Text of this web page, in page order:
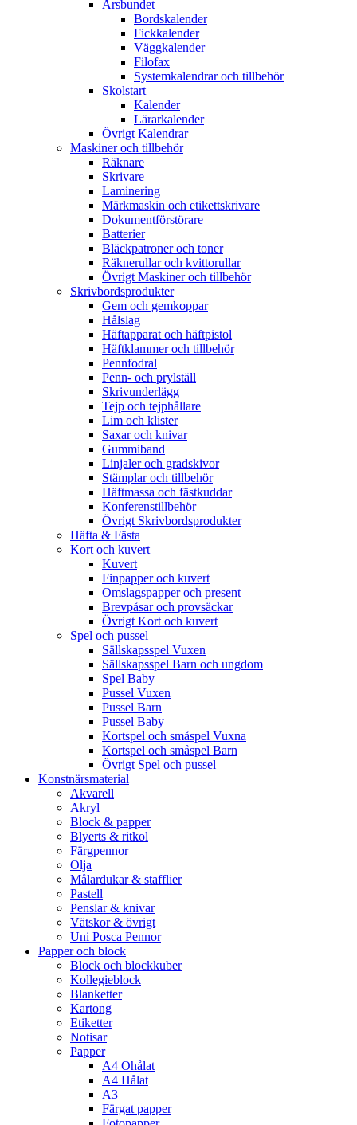
Årsbundet
Bordskalender
Fickkalender
Väggkalender
Filofax
Systemkalendrar och tillbehör
Skolstart
Kalender
Lärarkalender
Övrigt Kalendrar
Maskiner och tillbehör
Räknare
Skrivare
Laminering
Märkmaskin och etikettskrivare
Dokumentförstörare
Batterier
Bläckpatroner och toner
Räknerullar och kvittorullar
Övrigt Maskiner och tillbehör
Skrivbordsprodukter
Gem och gemkoppar
Hålslag
Häftapparat och häftpistol
Häftklammer och tillbehör
Pennfodral
Penn- och prylställ
Skrivunderlägg
Tejp och tejphållare
Lim och klister
Saxar och knivar
Gummiband
Linjaler och gradskivor
Stämplar och tillbehör
Häftmassa och fästkuddar
Konferenstillbehör
Övrigt Skrivbordsprodukter
Häfta & Fästa
Kort och kuvert
Kuvert
Finpapper och kuvert
Omslagspapper och present
Brevpåsar och provsäckar
Övrigt Kort och kuvert
Spel och pussel
Sällskapsspel Vuxen
Sällskapsspel Barn och ungdom
Spel Baby
Pussel Vuxen
Pussel Barn
Pussel Baby
Kortspel och småspel Vuxna
Kortspel och småspel Barn
Övrigt Spel och pussel
Konstnärsmaterial
Akvarell
Akryl
Block & papper
Blyerts & ritkol
Färgpennor
Olja
Målardukar & stafflier
Pastell
Penslar & knivar
Vätskor & övrigt
Uni Posca Pennor
Papper och block
Block och blockkuber
Kollegieblock
Blanketter
Kartong
Etiketter
Notisar
Papper
A4 Ohålat
A4 Hålat
A3
Färgat papper